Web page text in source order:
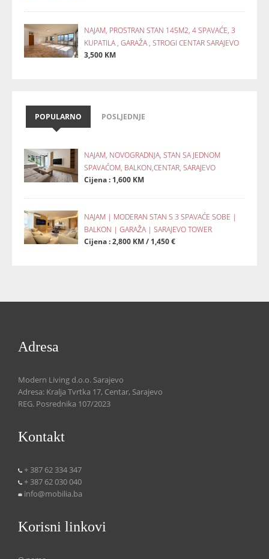
NAJAM, PROSTRAN STAN 145M2, 4 SPAVAĆE, 3
KUPATILA , GARAŽA , STROGI CENTAR SARAJEVO
3,500 KM
POPULARNO POSLJEDNJE
NAJAM, NOVOGRADNJA, STAN SA JEDNOM
SPAVAĆOM, BALKON,CENTAR, SARAJEVO
Cijena : 1,600 KM
NAJAM | MODERAN STAN S 3 SPAVAĆE SOBE |
BALKON | GARAŽA | SARAJEVO TOWER
Cijena : 2,800 KM / 1,450 €
Adresa
Modern Living d.o.o. Sarajevo
Adresa: Kralja Tvrtka 17, Centar, Sarajevo
REG. Posrednika 107/2023
Kontakt
+ 387 62 334 347
+ 387 62 030 040
info@mobilia.ba
Korisni linkovi